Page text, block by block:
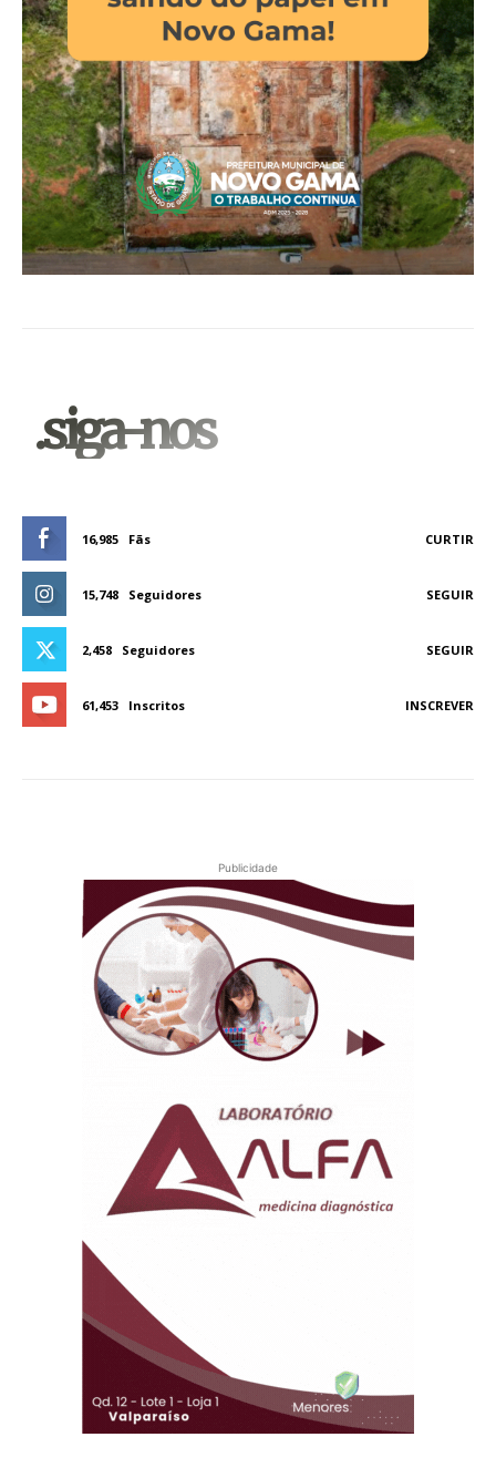
.siga-nos
16,985 Fãs CURTIR
15,748 Seguidores SEGUIR
2,458 Seguidores SEGUIR
61,453 Inscritos INSCREVER
Publicidade